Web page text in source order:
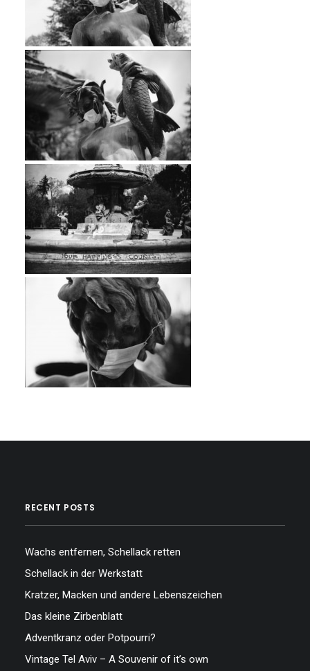
RECENT POSTS
Wachs entfernen, Schellack retten
Schellack in der Werkstatt
Kratzer, Macken und andere Lebenszeichen
Das kleine Zirbenblatt
Adventkranz oder Potpourri?
Vintage Tel Aviv – A Souvenir of it’s own